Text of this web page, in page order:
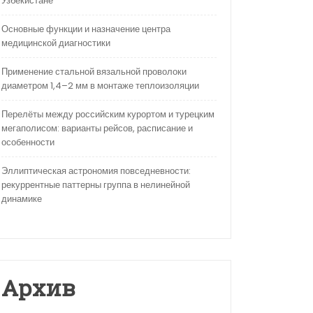
Основные функции и назначение центра
медицинской диагностики
Применение стальной вязальной проволоки
диаметром 1,4–2 мм в монтаже теплоизоляции
Перелёты между российским курортом и турецким
мегаполисом: варианты рейсов, расписание и
особенности
Эллиптическая астрономия повседневности:
рекуррентные паттерны группа в нелинейной
динамике
Архив